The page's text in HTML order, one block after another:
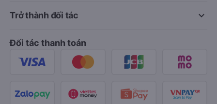
keyboard_arrow_down
Trở thành đối tác
Đối tác thanh toán